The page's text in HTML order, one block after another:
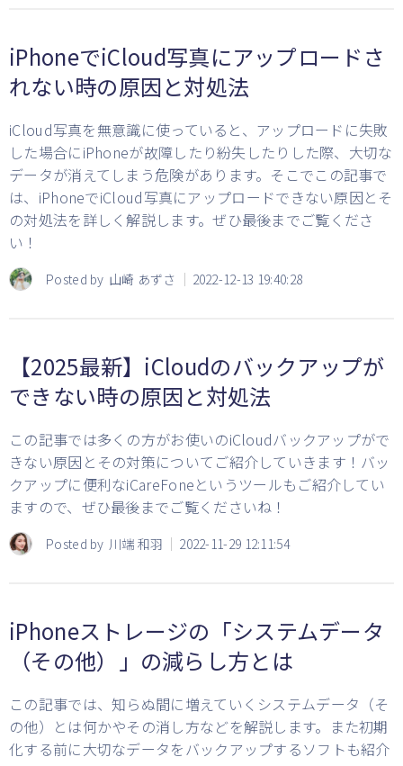
iPhoneでiCloud写真にアップロードさ
れない時の原因と対処法
iCloud写真を無意識に使っていると、アップロードに失敗
した場合にiPhoneが故障したり紛失したりした際、大切な
データが消えてしまう危険があります。そこでこの記事で
は、iPhoneでiCloud写真にアップロードできない原因とそ
の対処法を詳しく解説します。ぜひ最後までご覧くださ
い！
Posted by 山崎 あずさ 2022-12-13 19:40:28
【2025最新】iCloudのバックアップが
できない時の原因と対処法
この記事では多くの方がお使いのiCloudバックアップがで
きない原因とその対策についてご紹介していきます！バッ
クアップに便利なiCareFoneというツールもご紹介してい
ますので、ぜひ最後までご覧くださいね！
Posted by 川端 和羽 2022-11-29 12:11:54
iPhoneストレージの「システムデータ
（その他）」の減らし方とは
この記事では、知らぬ間に増えていくシステムデータ（そ
の他）とは何かやその消し方などを解説します。また初期
化する前に大切なデータをバックアップするソフトも紹介